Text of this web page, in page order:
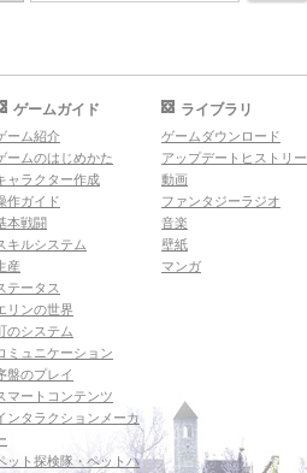
ゲームガイド
ーム紹介
ームのはじめかた
ャラクター作成
作ガイド
本戦闘
キルシステム
産
テータス
リンの世界
のシステム
ミュニケーション
盤のプレイ
マートコンテンツ
ンタラクションメーカ
ット探検隊・ペットハ
ライブラリ
ゲームダウンロード
アップデートヒストリー
動画
ファンタジーラジオ
音楽
壁紙
マンガ